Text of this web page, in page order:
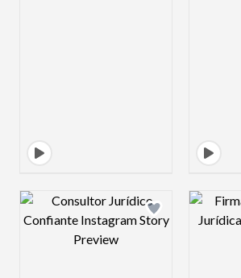
Design preview image